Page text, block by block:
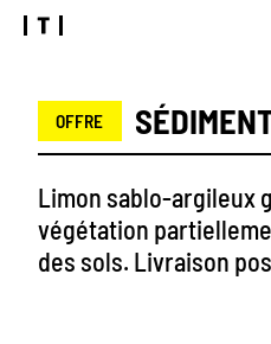
OFFRE
Limon sablo-argileux
végétation
des sols. Livraison